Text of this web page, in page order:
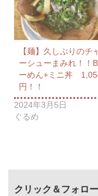
【麺】久しぶりのチ
ーシューまみれ！！
ーめん+ミニ丼
円！！
2024年3月5日
ぐるめ
クリック＆フォロ